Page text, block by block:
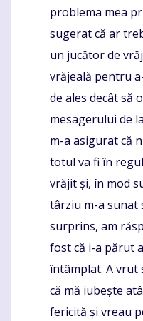
problema mea
sugerat că ar
un jucător de
vrăjeală pentru
de ales decât să
mesagerului de
m-a asigurat că
totul va fi în
vrăjit și, în mod
târziu m-a sunat
surprins, am
fost că i-a părut
întâmplat. A vrut
că mă iubește
fericită și vreau